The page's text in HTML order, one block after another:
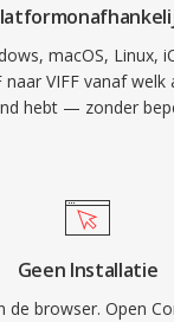
macOS, Linux,
naar VIFF vanaf
hebt — zonder
Geen Installatie
de browser. Open